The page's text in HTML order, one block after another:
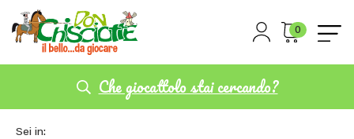
0
Che giocattolo stai cercando?
Sei in: